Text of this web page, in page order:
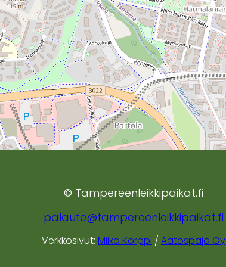
© Tampereenleikkipaikat.fi
palaute@tampereenleikkipaikat.fi
Verkkosivut: Miika Korppi / Aatospaja Oy